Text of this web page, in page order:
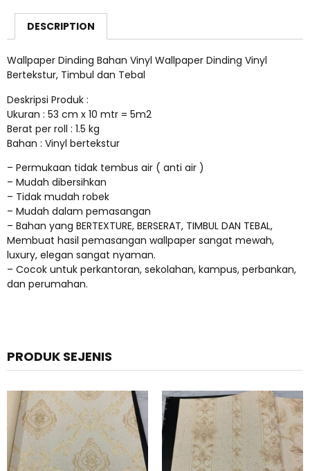
DESCRIPTION
Wallpaper Dinding Bahan Vinyl Wallpaper Dinding Vinyl
Bertekstur, Timbul dan Tebal
Deskripsi Produk :
Ukuran : 53 cm x 10 mtr = 5m2
Berat per roll : 1.5 kg
Bahan : Vinyl bertekstur
– Permukaan tidak tembus air ( anti air )
– Mudah dibersihkan
– Tidak mudah robek
– Mudah dalam pemasangan
– Bahan yang BERTEXTURE, BERSERAT, TIMBUL DAN TEBAL,
Membuat hasil pemasangan wallpaper sangat mewah,
luxury, elegan sangat nyaman.
– Cocok untuk perkantoran, sekolahan, kampus, perbankan,
dan perumahan.
PRODUK SEJENIS